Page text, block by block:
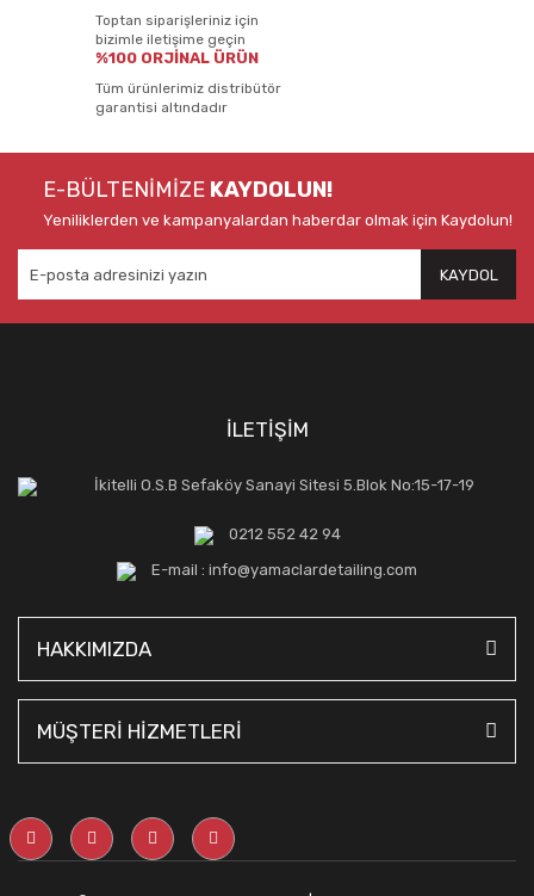
Toptan siparişleriniz için
bizimle iletişime geçin
%100 ORJİNAL ÜRÜN
Tüm ürünlerimiz distribütör
garantisi altındadır
E-BÜLTENİMİZE KAYDOLUN!
Yeniliklerden ve kampanyalardan haberdar olmak için Kaydolun!
KAYDOL
İLETİŞİM
İkitelli O.S.B Sefaköy Sanayi Sitesi 5.Blok No:15-17-19
0212 552 42 94
E-mail : info@yamaclardetailing.com
HAKKIMIZDA
MÜŞTERİ HİZMETLERİ